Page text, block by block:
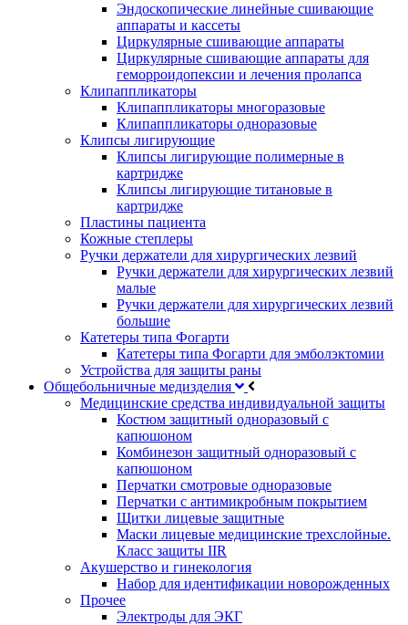
Эндоскопические линейные сшивающие
аппараты и кассеты
Циркулярные сшивающие аппараты
Циркулярные сшивающие аппараты для
геморроидопексии и лечения пролапса
Клипаппликаторы
Клипаппликаторы многоразовые
Клипаппликаторы одноразовые
Клипсы лигирующие
Клипсы лигирующие полимерные в
картридже
Клипсы лигирующие титановые в
картридже
Пластины пациента
Кожные степлеры
Ручки держатели для хирургических лезвий
Ручки держатели для хирургических лезвий
малые
Ручки держатели для хирургических лезвий
большие
Катетеры типа Фогарти
Катетеры типа Фогарти для эмболэктомии
Устройства для защиты раны
Общебольничные медизделия
Медицинские средства индивидуальной защиты
Костюм защитный одноразовый с
капюшоном
Комбинезон защитный одноразовый с
капюшоном
Перчатки смотровые одноразовые
Перчатки с антимикробным покрытием
Щитки лицевые защитные
Маски лицевые медицинские трехслойные.
Класс защиты IIR
Акушерство и гинекология
Набор для идентификации новорожденных
Прочее
Электроды для ЭКГ